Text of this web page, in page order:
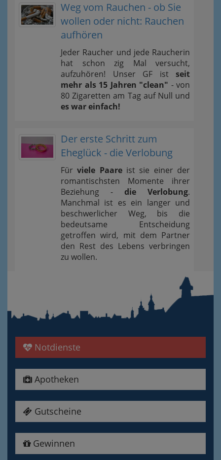
Weg vom Rauchen - ob Sie
wollen oder nicht: Rauchen
aufhören
Jeder Raucher und jede Raucherin
hat schon zig Mal versucht,
aufzuhören! Unser GF ist seit
mehr als 15 Jahren "clean" - von
80 Zigaretten am Tag auf Null und
es war einfach!
Der erste Schritt zum
Eheglück - die Verlobung
Fürviele Paareist sie einer der
romantischsten Momente ihrer
Beziehung - die Verlobung.
Manchmal ist es ein langer und
beschwerlicher Weg, bis die
bedeutsame Entscheidung
getroffen wird, mit dem Partner
den Rest des Lebens verbringen
zu wollen.
Notdienste
Apotheken
Gutscheine
Gewinnen